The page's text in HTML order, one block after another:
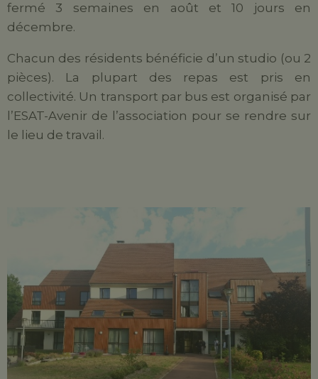
fermé 3 semaines en août et 10 jours en
décembre.
Chacun des résidents bénéficie d’un studio (ou 2
pièces). La plupart des repas est pris en
collectivité. Un transport par bus est organisé par
l’ESAT-Avenir de l’association pour se rendre sur
le lieu de travail.